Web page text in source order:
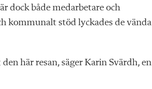
dock både medarbetare och
kommunalt stöd lyckades de vända
här resan, säger Karin Svärdh, en